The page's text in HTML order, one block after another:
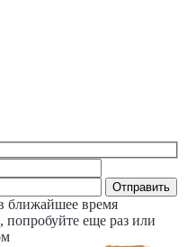
ближайшее время
еще раз или